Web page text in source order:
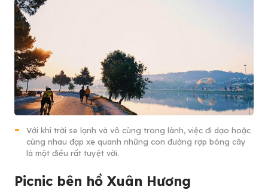
Với khí trời se lạnh và vô cùng trong lành, việc đi dạo hoặc
cùng nhau đạp xe quanh những con đường rợp bóng cây
là một điều rất tuyệt vời.
Picnic bên hồ Xuân Hương